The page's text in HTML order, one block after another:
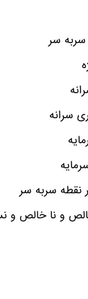
سر
سرانه
نقطه سربه سر
خالص و نا خالص